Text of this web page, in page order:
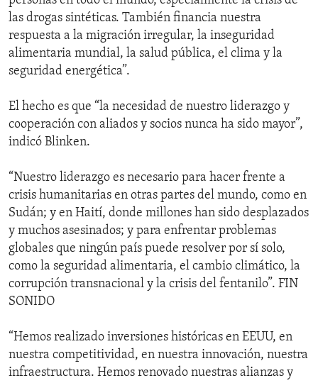
las drogas sintéticas. También financia nuestra
respuesta a la migración irregular, la inseguridad
alimentaria mundial, la salud pública, el clima y la
seguridad energética”.
El hecho es que “la necesidad de nuestro liderazgo y
cooperación con aliados y socios nunca ha sido mayor”,
indicó Blinken.
“Nuestro liderazgo es necesario para hacer frente a
crisis humanitarias en otras partes del mundo, como en
Sudán; y en Haití, donde millones han sido desplazados
y muchos asesinados; y para enfrentar problemas
globales que ningún país puede resolver por sí solo,
como la seguridad alimentaria, el cambio climático, la
corrupción transnacional y la crisis del fentanilo”. FIN
SONIDO
“Hemos realizado inversiones históricas en EEUU, en
nuestra competitividad, en nuestra innovación, nuestra
infraestructura. Hemos renovado nuestras alianzas y